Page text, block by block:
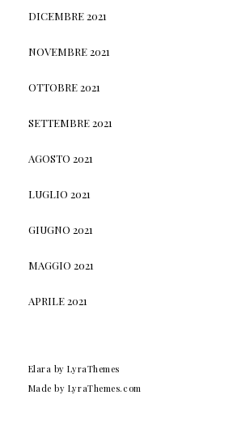
DICEMBRE 2021
NOVEMBRE 2021
OTTOBRE 2021
SETTEMBRE 2021
AGOSTO 2021
LUGLIO 2021
GIUGNO 2021
MAGGIO 2021
APRILE 2021
Elara by LyraThemes
Made by LyraThemes.com